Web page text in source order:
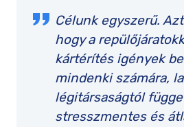
Célunk egyszerű.
hogy a
kártérítés igények
mindenki számára,
légitársaságtól
stresszmentes és